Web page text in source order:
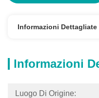
Informazioni Dettagliate
Informazioni
Luogo Di Origine: